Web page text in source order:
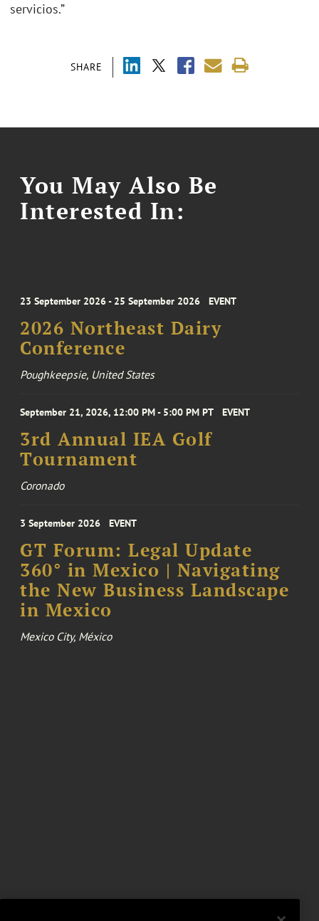
SHARE
servicios.”
You May Also Be
Interested In:
23 September 2026 - 25 September 2026 EVENT
2026 Northeast Dairy
Conference
Poughkeepsie, United States
September 21, 2026, 12:00 PM - 5:00 PM PT EVENT
3rd Annual IEA Golf
Tournament
Coronado
3 September 2026 EVENT
GT Forum: Legal Update
360° in Mexico | Navigating
the New Business Landscape
in Mexico
Mexico City, México